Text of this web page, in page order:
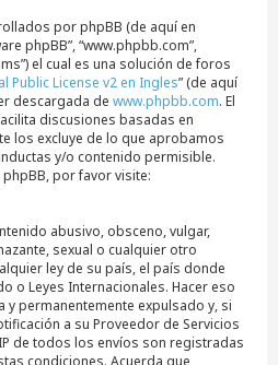
por phpBB (de aquí en
phpBB”, “www.phpbb.com”,
el cual es una solución de foros
Public License v2 en Ingles” (de aquí
descargada de www.phpbb.com. El
discusiones basadas en
los excluye de lo que aprobamos
y/o contenido permisible.
por favor visite:
abusivo, obsceno, vulgar,
sexual o cualquier otro
ley de su país, el país donde
o Leyes Internacionales. Hacer eso
permanentemente expulsado y, si
a su Proveedor de Servicios
de todos los envíos son registradas
condiciones. Acuerda que